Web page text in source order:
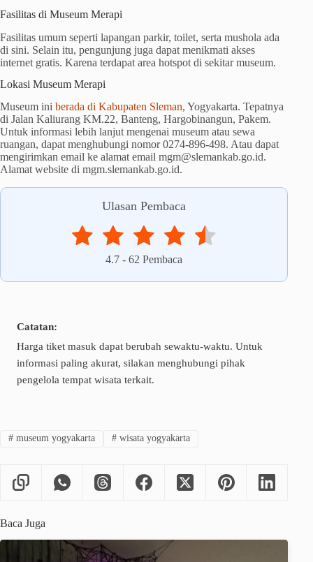
Fasilitas di Museum Merapi
Fasilitas umum seperti lapangan parkir, toilet, serta mushola ada
di sini. Selain itu, pengunjung juga dapat menikmati akses
internet gratis. Karena terdapat area hotspot di sekitar museum.
Lokasi Museum Merapi
Museum ini berada di Kabupaten Sleman, Yogyakarta. Tepatnya
di Jalan Kaliurang KM.22, Banteng, Hargobinangun, Pakem.
Untuk informasi lebih lanjut mengenai museum atau sewa
ruangan, dapat menghubungi nomor 0274-896-498. Atau dapat
mengirimkan email ke alamat email mgm@slemankab.go.id.
Alamat website di mgm.slemankab.go.id.
Ulasan Pembaca
4.7 -62 Pembaca
Catatan:
Harga tiket masuk dapat berubah sewaktu-waktu. Untuk
informasi paling akurat, silakan menghubungi pihak
pengelola tempat wisata terkait.
#museum yogyakarta #wisata yogyakarta
Baca Juga